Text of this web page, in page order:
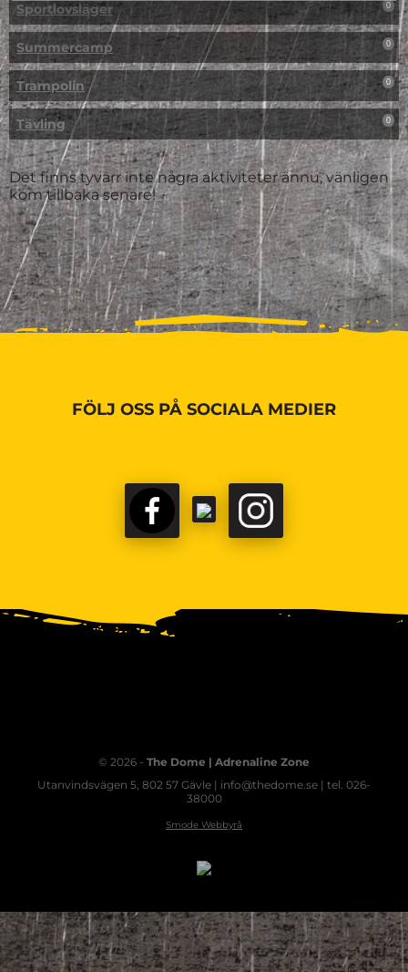
Sportlovsläger 0
Summercamp 0
Trampolin 0
Tävling 0
Det finns tyvärr inte några aktiviteter ännu, vänligen
kom tillbaka senare!
FÖLJ OSS PÅ SOCIALA MEDIER
© 2026 - The Dome | Adrenaline Zone
Utanvindsvägen 5, 802 57 Gävle | info@thedome.se | tel. 026-
38000
Smode Webbyrå